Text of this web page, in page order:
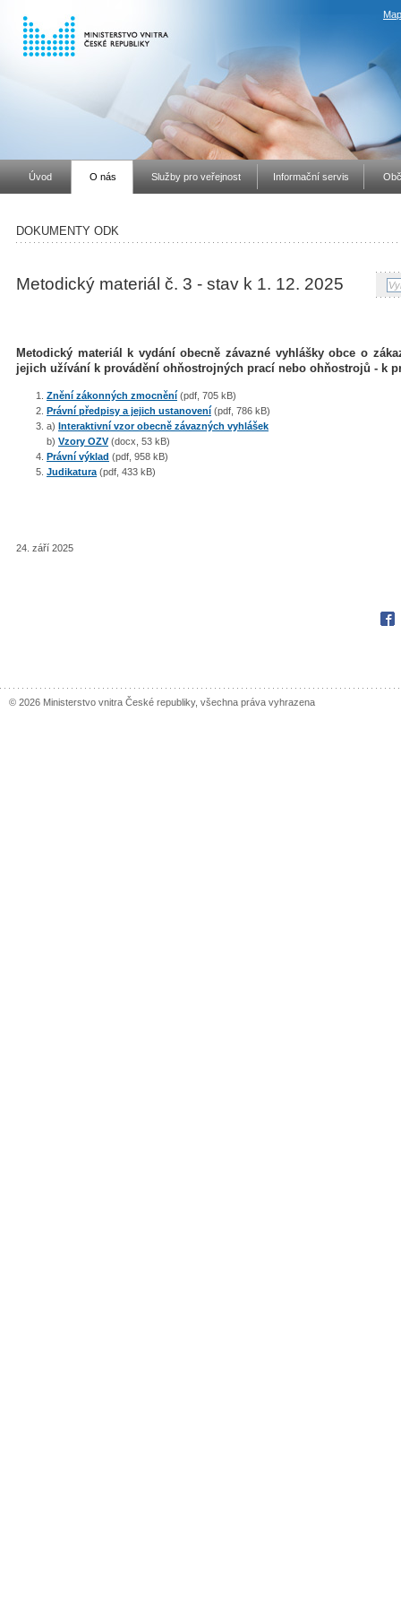
Úvod O nás Služby pro veřejnost Informační servis
DOKUMENTY ODK
Metodický materiál č. 3 - stav k 1. 12. 2025
Metodický materiál k vydání obecně závazné vyhlášky obce o
jejich užívání k provádění ohňostrojných prací nebo ohňostrojů - k
Znění zákonných zmocnění (pdf, 705 kB)
Právní předpisy a jejich ustanovení (pdf, 786 kB)
a) Interaktivní vzor obecně závazných vyhlášek
b) Vzory OZV(docx, 53 kB)
Právní výklad (pdf, 958 kB)
Judikatura (pdf, 433 kB)
24. září 2025
© 2026 Ministerstvo vnitra České republiky, všechna práva vyhrazena